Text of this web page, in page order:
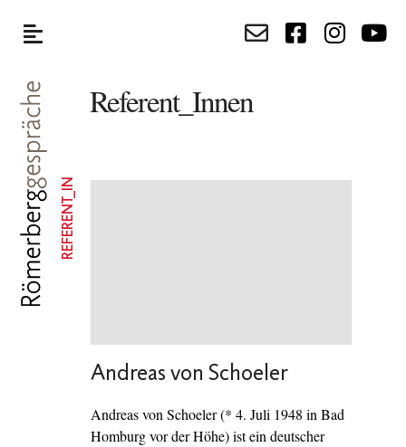
Referent_Innen
REFERENT_IN
Andreas von Schoeler
Andreas von Schoeler (* 4. Juli 1948 in Bad
Homburg vor der Höhe) ist ein deutscher